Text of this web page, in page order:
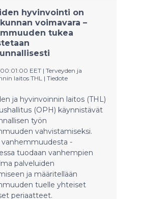
Suomessa, jolle tunnus on
Uusinnan taustalla on
työn ja muun elämän
kehittämiseksi –
aina uudenlaisiin
ja yhteiskunnallisiin
asti.
hyvinvointi on
voimavara –
tukea
00:01:00 EET | Terveyden ja
laitos THL | Tiedote
ja hyvinvoinnin laitos (THL)
(OPH) käynnistävät
työn
vahvistamiseksi.
vanhemmuudesta -
tuodaan vanhempien
palveluiden
ja määritellään
tuelle yhteiset
periaatteet.